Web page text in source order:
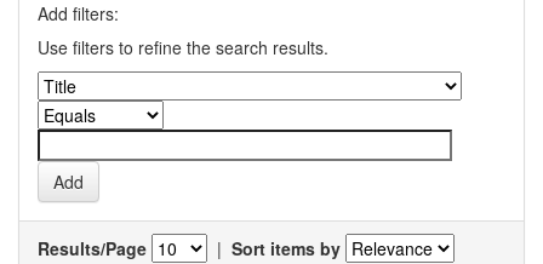
Add filters:
Use filters to refine the search results.
Results/Page | Sort items by